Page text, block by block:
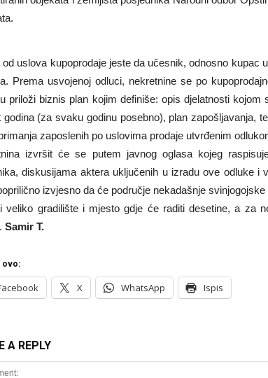
od uslova kupoprodaje jeste da učesnik, odnosno kupac
Prema usvojenoj odluci, nekretnine se po
priloži biznis plan kojim definiše: opis djelatnosti
godina (za svaku godinu posebno), plan zapošljavanja,
zaposlenih po uslovima prodaje utvrđenim
izvršit će se putem javnog oglasa kojeg
diskusijama aktera uključenih u izradu ove odluke i
izvjesno da će područje nekadašnje
veliko gradilište i mjesto gdje će raditi desetine, a za
Samir T.
ovo:
X WhatsApp Ispis
A REPLY